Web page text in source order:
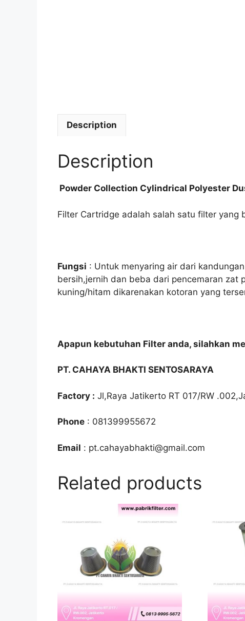
Description
Description
Powder Collection Cylindrical Polyester
Filter Cartridge adalah salah satu filter
Fungsi : Untuk menyaring air dari
bersih,jernih dan beba dari pencemaran zat
kuning/hitam dikarenakan kotoran yang
Apapun kebutuhan Filter anda, silahkan
PT. CAHAYA BHAKTI SENTOSARAYA
Factory : Jl,Raya Jatikerto RT 017/RW
Phone : 081399955672
Email : pt.cahayabhakti@gmail.com
Related products